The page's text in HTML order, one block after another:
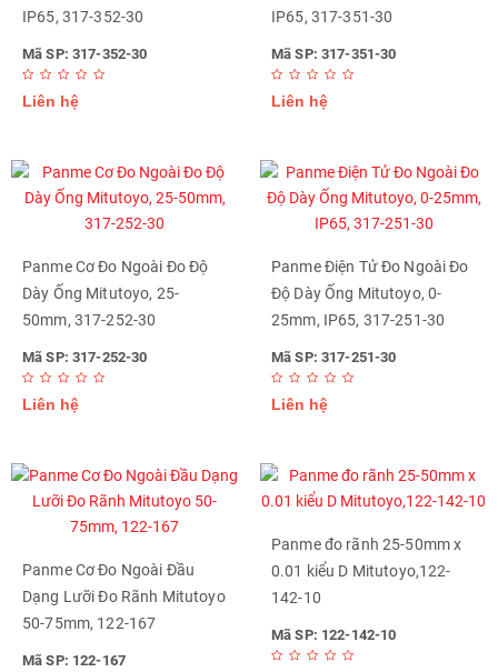
IP65, 317-352-30
Mã SP: 317-352-30
Liên hệ
IP65, 317-351-30
Mã SP: 317-351-30
Liên hệ
Panme Cơ Đo Ngoài Đo Độ
Dày Ống Mitutoyo, 25-
50mm, 317-252-30
Mã SP: 317-252-30
Liên hệ
Panme Điện Tử Đo Ngoài Đo
Độ Dày Ống Mitutoyo, 0-
25mm, IP65, 317-251-30
Mã SP: 317-251-30
Liên hệ
Panme Cơ Đo Ngoài Đầu
Dạng Lưỡi Đo Rãnh Mitutoyo
50-75mm, 122-167
Mã SP: 122-167
Panme đo rãnh 25-50mm x
0.01 kiểu D Mitutoyo,122-
142-10
Mã SP: 122-142-10